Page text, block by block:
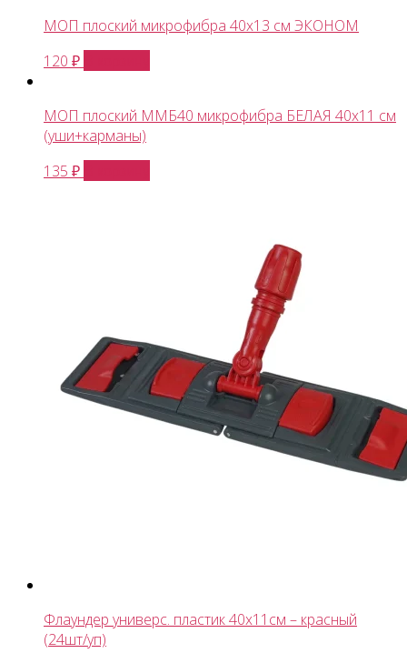
МОП плоский микрофибра 40х13 см ЭКОНОМ
120 ₽
МОП плоский ММБ40 микрофибра БЕЛАЯ 40х11 см
(уши+карманы)
135 ₽
Флаундер универс. пластик 40x11см – красный
(24шт/уп)